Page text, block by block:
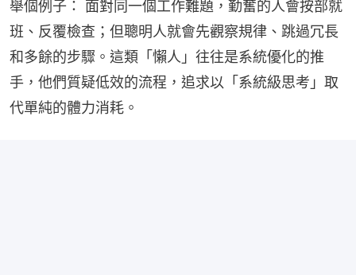
舉個例子： 面對同一個工作難題，勤奮的人會按部就
班、反覆檢查；但聰明人就會先觀察規律、跳過冗長
和多餘的步驟。這類「懶人」往往是系統優化的推
手，他們質疑低效的流程，追求以「系統級思考」取
代單純的體力消耗。